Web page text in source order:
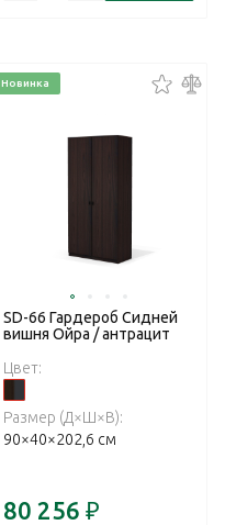
Новинка
SD-66 Гардероб Сидней
вишня Ойра / антрацит
Цвет:
Размер (Д×Ш×В):
90×40×202,6 см
80 256 ₽